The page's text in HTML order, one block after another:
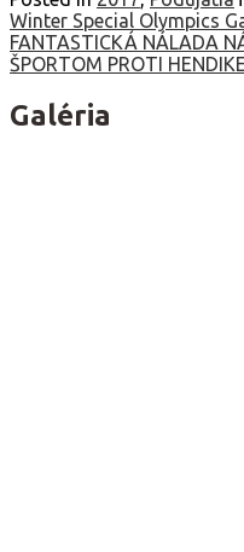
Winter Special Olympics
Navigácia
v
článku
FANTASTICKÁ NÁLADA
ŠPORTOM PROTI
Galéria